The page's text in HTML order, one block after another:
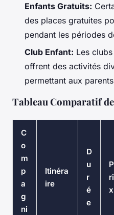
Enfants Gratuits:
des places gratuites
pendant les périodes
Club Enfant: Les
offrent des activités
permettant aux
Tableau Comparatif
C
o
m
p
a
g
ni
Itinéra
ire
D
u
r
é
e
P
ri
x